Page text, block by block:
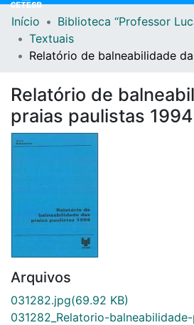
Home
Repositório
Doações/Aquisições
Início
Biblioteca “Professor
Textuais
Relatório de balneabilidade
Relatório de
praias paulistas 1994
Arquivos
031282.jpg(69.92 KB)
031282_Relatorio-